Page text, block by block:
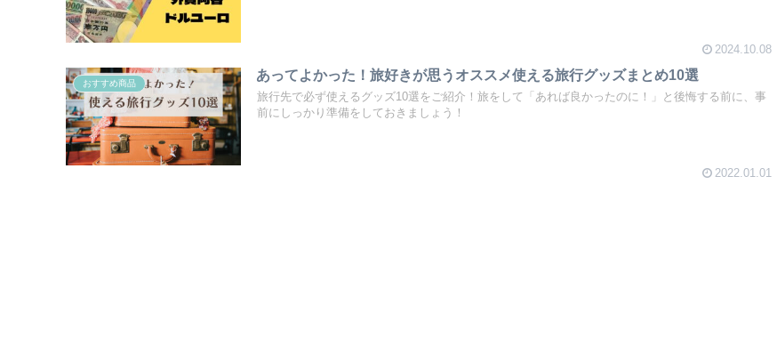
2024.10.08
おすすめ商品
あってよかった！旅好きが思うオススメ使える旅行グッズまとめ10選
旅行先で必ず使えるグッズ10選をご紹介！旅をして「あれば良かったのに！」と後悔する前に、事
前にしっかり準備をしておきましょう！
2022.01.01